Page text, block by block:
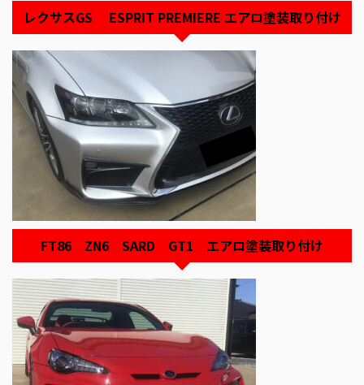
レクサスGS ESPRIT PREMIERE エアロ塗装取り付け
FT86 ZN6 SARD GT1 エアロ塗装取り付け